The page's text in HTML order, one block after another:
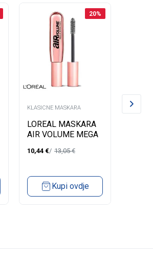
20%
KLASICNE MASKARA
LOREAL MASKARA
AIR VOLUME MEGA
10,44 € 13,05€
Kupi ovdje